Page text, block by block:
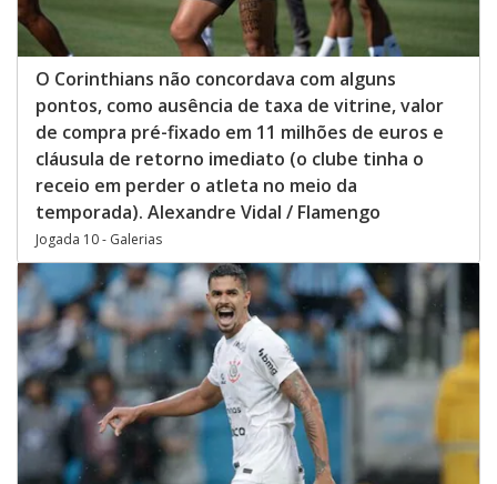
O Corinthians não concordava com alguns
pontos, como ausência de taxa de vitrine, valor
de compra pré-fixado em 11 milhões de euros e
cláusula de retorno imediato (o clube tinha o
receio em perder o atleta no meio da
temporada). Alexandre Vidal / Flamengo
Jogada 10 - Galerias